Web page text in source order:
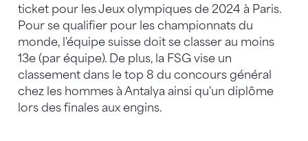
ticket pour les Jeux olympiques de 2024 à Paris.
Pour se qualifier pour les championnats du
monde, l'équipe suisse doit se classer au moins
13e (par équipe). De plus, la FSG vise un
classement dans le top 8 du concours général
chez les hommes à Antalya ainsi qu'un diplôme
lors des finales aux engins.